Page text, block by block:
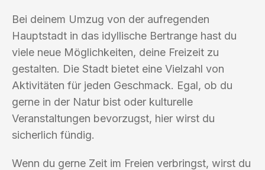
Bei deinem Umzug von der aufregenden
Hauptstadt in das idyllische Bertrange hast du
viele neue Möglichkeiten, deine Freizeit zu
gestalten. Die Stadt bietet eine Vielzahl von
Aktivitäten für jeden Geschmack. Egal, ob du
gerne in der Natur bist oder kulturelle
Veranstaltungen bevorzugst, hier wirst du
sicherlich fündig.
Wenn du gerne Zeit im Freien verbringst, wirst du